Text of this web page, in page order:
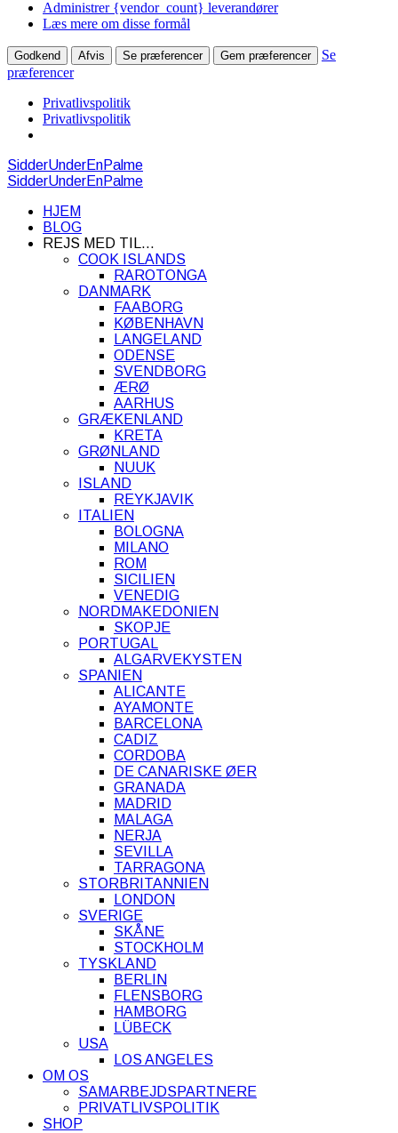
Administrer {vendor_count} leverandører
Læs mere om disse formål
Godkend Afvis Se præferencer Gem præferencer
Se
præferencer
Privatlivspolitik
Privatlivspolitik
SidderUnderEnPalme
SidderUnderEnPalme
HJEM
BLOG
REJS MED TIL…
COOK ISLANDS
RAROTONGA
DANMARK
FAABORG
KØBENHAVN
LANGELAND
ODENSE
SVENDBORG
ÆRØ
AARHUS
GRÆKENLAND
KRETA
GRØNLAND
NUUK
ISLAND
REYKJAVIK
ITALIEN
BOLOGNA
MILANO
ROM
SICILIEN
VENEDIG
NORDMAKEDONIEN
SKOPJE
PORTUGAL
ALGARVEKYSTEN
SPANIEN
ALICANTE
AYAMONTE
BARCELONA
CADIZ
CORDOBA
DE CANARISKE ØER
GRANADA
MADRID
MALAGA
NERJA
SEVILLA
TARRAGONA
STORBRITANNIEN
LONDON
SVERIGE
SKÅNE
STOCKHOLM
TYSKLAND
BERLIN
FLENSBORG
HAMBORG
LÜBECK
USA
LOS ANGELES
OM OS
SAMARBEJDSPARTNERE
PRIVATLIVSPOLITIK
SHOP